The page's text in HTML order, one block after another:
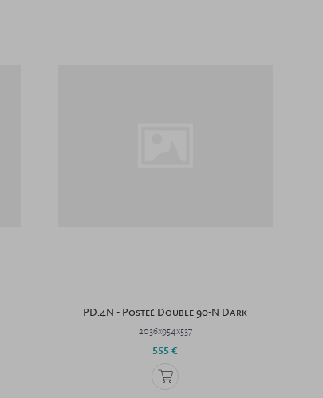
PD.4N - Posteľ Double 90-N Dark
2036x954x537
555 €